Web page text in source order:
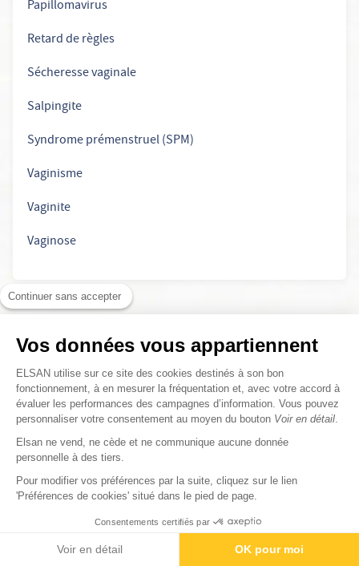
Continuer sans accepter
Vos données vous appartiennent
ELSAN utilise sur ce site des cookies destinés à son bon
fonctionnement, à en mesurer la fréquentation et, avec votre accord à
évaluer les performances des campagnes d’information. Vous pouvez
personnaliser votre consentement au moyen du bouton Voir en détail
Elsan ne vend, ne cède et ne communique aucune donnée
personnelle à des tiers.
Pour modifier vos préférences par la suite, cliquez sur le lien
'Préférences de cookies' situé dans le pied de page.
Consentements certifiés par
Voir en détail OK pour moi
Papillomavirus
Retard de règles
Sécheresse vaginale
Salpingite
Syndrome prémenstruel (SPM)
Vaginisme
Vaginite
Vaginose
Examens associés à la
Gynécologie
Colposcopie
Hysteroscopie